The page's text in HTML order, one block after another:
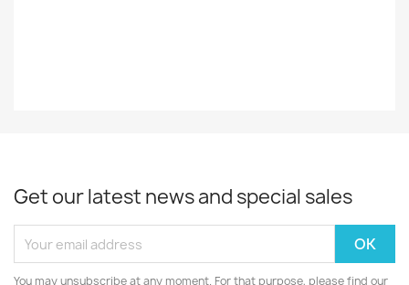
Get our latest news and special sales
You may unsubscribe at any moment. For that purpose, please find our